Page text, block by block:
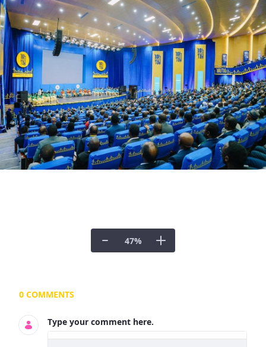
47%
Documents and Media
0 COMMENTS
Type your comment here.